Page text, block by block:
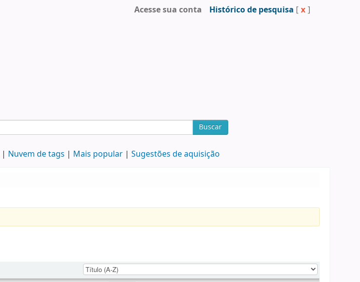
Acesse sua conta Histórico de pesquisa [ x ]
Buscar
Nuvem de tags Mais popular Sugestões de aquisição